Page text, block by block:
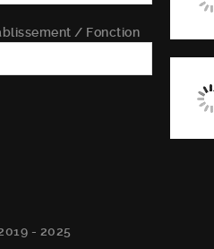
/ Fonction
- 2025